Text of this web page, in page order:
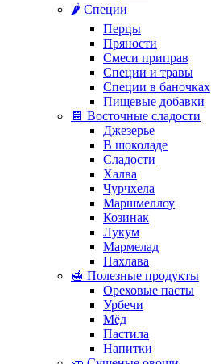
🌶️ Специи
Перцы
Пряности
Смеси приправ
Специи и травы
Специи в баночках
Пищевые добавки
🍫 Восточные сладости
Джезерье
В шоколаде
Сладости
Халва
Чурчхела
Маршмеллоу
Козинак
Лукум
Мармелад
Пахлава
🍯 Полезные продукты
Ореховые пасты
Урбечи
Мёд
Пастила
Напитки